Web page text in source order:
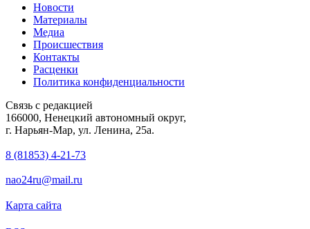
Новости
Материалы
Медиа
Происшествия
Контакты
Расценки
Политика конфиденциальности
Связь с редакцией
166000, Ненецкий автономный округ,
г. Нарьян-Мар, ул. Ленина, 25а.
8 (81853) 4-21-73
nao24ru@mail.ru
Карта сайта